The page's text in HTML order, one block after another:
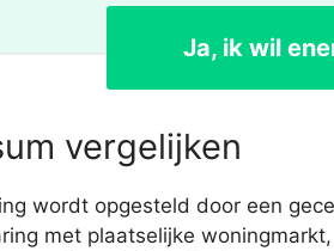
Ja, ik wil
vergelijken
wordt opgesteld door een
met plaatselijke